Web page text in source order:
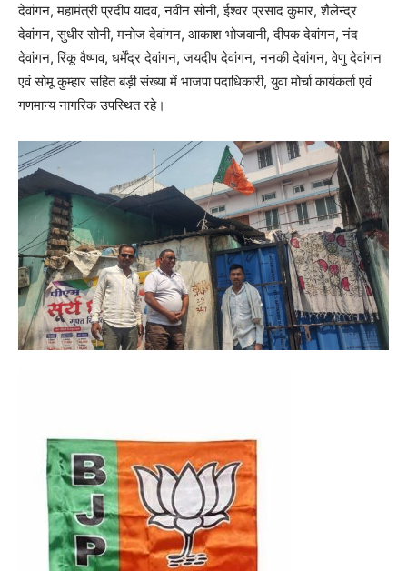
देवांगन, महामंत्री प्रदीप यादव, नवीन सोनी, ईश्वर प्रसाद कुमार, शैलेन्द्र
देवांगन, सुधीर सोनी, मनोज देवांगन, आकाश भोजवानी, दीपक देवांगन, नंद
देवांगन, रिंकू वैष्णव, धर्मेंद्र देवांगन, जयदीप देवांगन, ननकी देवांगन, वेणु देवांगन
एवं सोमू कुम्हार सहित बड़ी संख्या में भाजपा पदाधिकारी, युवा मोर्चा कार्यकर्ता एवं
गणमान्य नागरिक उपस्थित रहे।